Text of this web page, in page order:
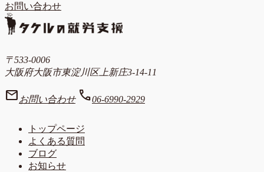
お問い合わせ
〒533-0006
大阪府大阪市東淀川区上新庄3-14-11
mail お問い合わせ call06-6990-2929
トップページ
よくある質問
ブログ
お知らせ